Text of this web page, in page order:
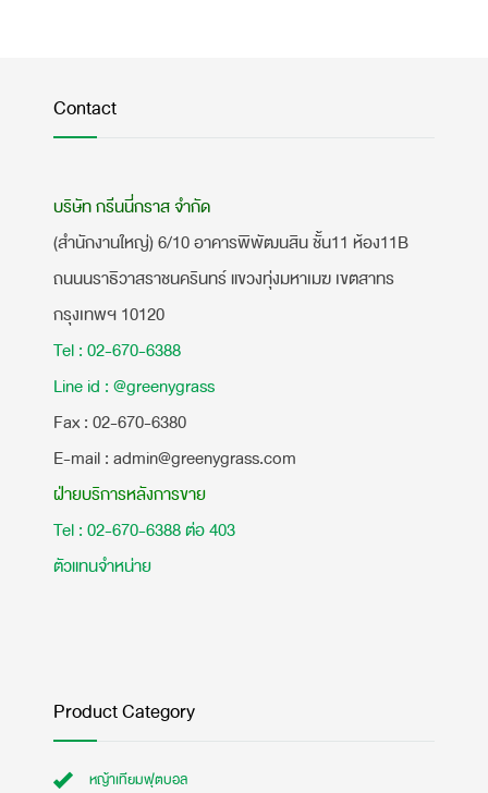
Contact
บริษัท กรีนนี่กราส จำกัด
(สำนักงานใหญ่) 6/10 อาคารพิพัฒนสิน ชั้น11 ห้อง11B
ถนนนราธิวาสราชนครินทร์ แขวงทุ่งมหาเมฆ เขตสาทร
กรุงเทพฯ 10120
Tel : 02-670-6388
Line id : @greenygrass
​Fax : 02-670-6380
E-mail : admin@greenygrass.com
ฝ่ายบริการหลังการขาย
Tel : 02-670-6388 ต่อ 403
ตัวแทนจำหน่าย
Product Category
หญ้าเทียมฟุตบอล